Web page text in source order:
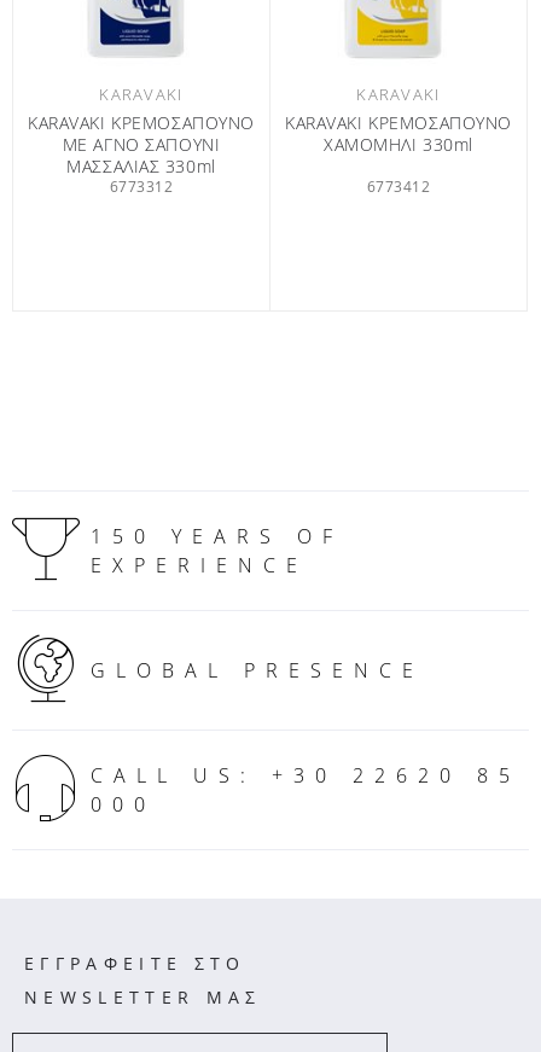
KARAVAKI
KARAVAKI ΚΡΕΜΟΣΑΠΟΥΝΟ
ME ΑΓΝΟ ΣΑΠΟΥΝΙ
ΜΑΣΣΑΛΙΑΣ 330ml
6773312
KARAVAKI
KARAVAKI ΚΡΕΜΟΣΑΠΟΥΝΟ
ΧΑΜΟΜΗΛΙ 330ml
6773412
150 YEARS OF
EXPERIENCE
GLOBAL PRESENCE
CALL US: +30 22620 85
000
ΕΓΓΡΑΦΕΙΤΕ ΣΤΟ
NEWSLETTER ΜΑΣ